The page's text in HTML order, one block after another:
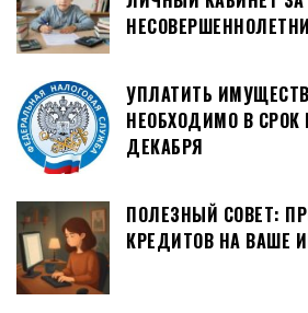
УПЛАТИТЬ
НЕОБХОДИМО В СРОК
ДЕКАБРЯ
ПОЛЕЗНЫЙ СОВЕТ:
КРЕДИТОВ НА ВАШЕ